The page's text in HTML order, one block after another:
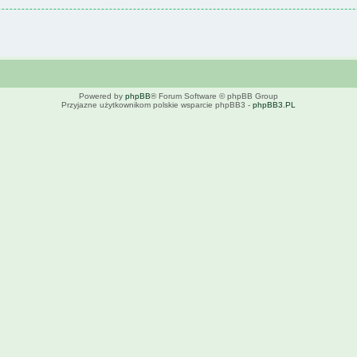
Powered by phpBB® Forum Software © phpBB Group
Przyjazne użytkownikom polskie wsparcie phpBB3 - phpBB3.PL